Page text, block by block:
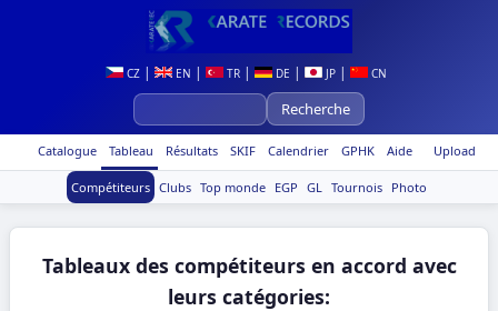
CZ| EN | TR| DE | JP| CN
Upload
Catalogue Tableau Résultats SKIF Calendrier GPHK Aide
Compétiteurs Clubs Top monde EGP GL Tournois Photo
Tableaux des compétiteurs en accord avec
leurs catégories: